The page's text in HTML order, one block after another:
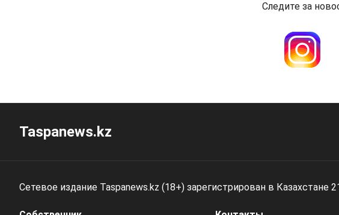
Следите за
Taspanews.kz
Сетевое издание Taspanews.kz (18+) зарегистрирован в